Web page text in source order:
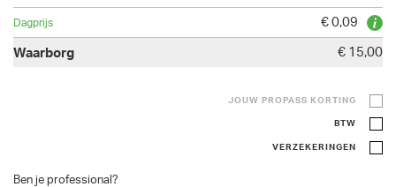
€ 0,09
€ 15,00
JOUW PROPASS KORTING
BTW
VERZEKERINGEN
Ben je professional?